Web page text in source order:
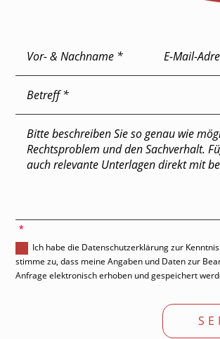
Ich habe die Datenschutzerklärung zur
stimme zu, dass meine Angaben und Daten zur
Anfrage elektronisch erhoben und gespeichert